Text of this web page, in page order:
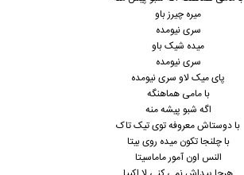
میره چیرز باو
سری نیومده
میده شیک باو
سری نیومده
پای میک لاو سری نیومده
با مامی هماهنگه
اگه شبو پیشه منه
با دوستاش معروفه توی تیک تاک
با چلنجا تکون میده روی بیتا
النس اون آمور ماماسیتا